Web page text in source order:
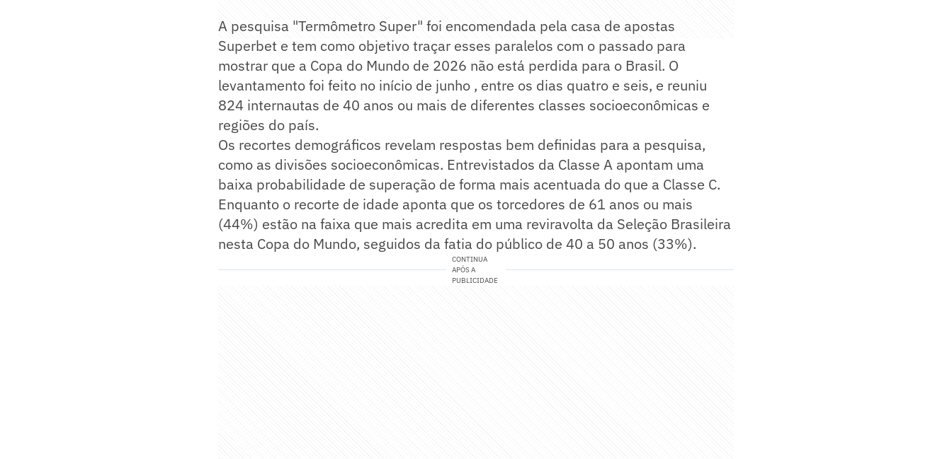
A pesquisa "Termômetro Super" foi encomendada pela casa de apostas
Superbet e tem como objetivo traçar esses paralelos com o passado para
mostrar que a Copa do Mundo de 2026 não está perdida para o Brasil. O
levantamento foi feito no início de junho , entre os dias quatro e seis, e reuniu
824 internautas de 40 anos ou mais de diferentes classes socioeconômicas e
regiões do país.
Os recortes demográficos revelam respostas bem definidas para a pesquisa,
como as divisões socioeconômicas. Entrevistados da Classe A apontam uma
baixa probabilidade de superação de forma mais acentuada do que a Classe C.
Enquanto o recorte de idade aponta que os torcedores de 61 anos ou mais
(44%) estão na faixa que mais acredita em uma reviravolta da Seleção Brasileira
nesta Copa do Mundo, seguidos da fatia do público de 40 a 50 anos (33%).
CONTINUA
APÓS A
PUBLICIDADE